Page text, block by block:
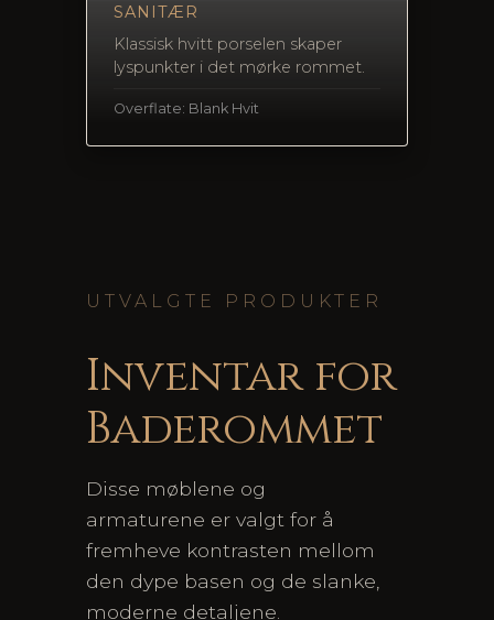
SANITÆR
Klassisk hvitt porselen skaper
lyspunkter i det mørke rommet.
Overflate: Blank Hvit
UTVALGTE PRODUKTER
Inventar for
Baderommet
Disse møblene og
armaturene er valgt for å
fremheve kontrasten mellom
den dype basen og de slanke,
moderne detaljene.